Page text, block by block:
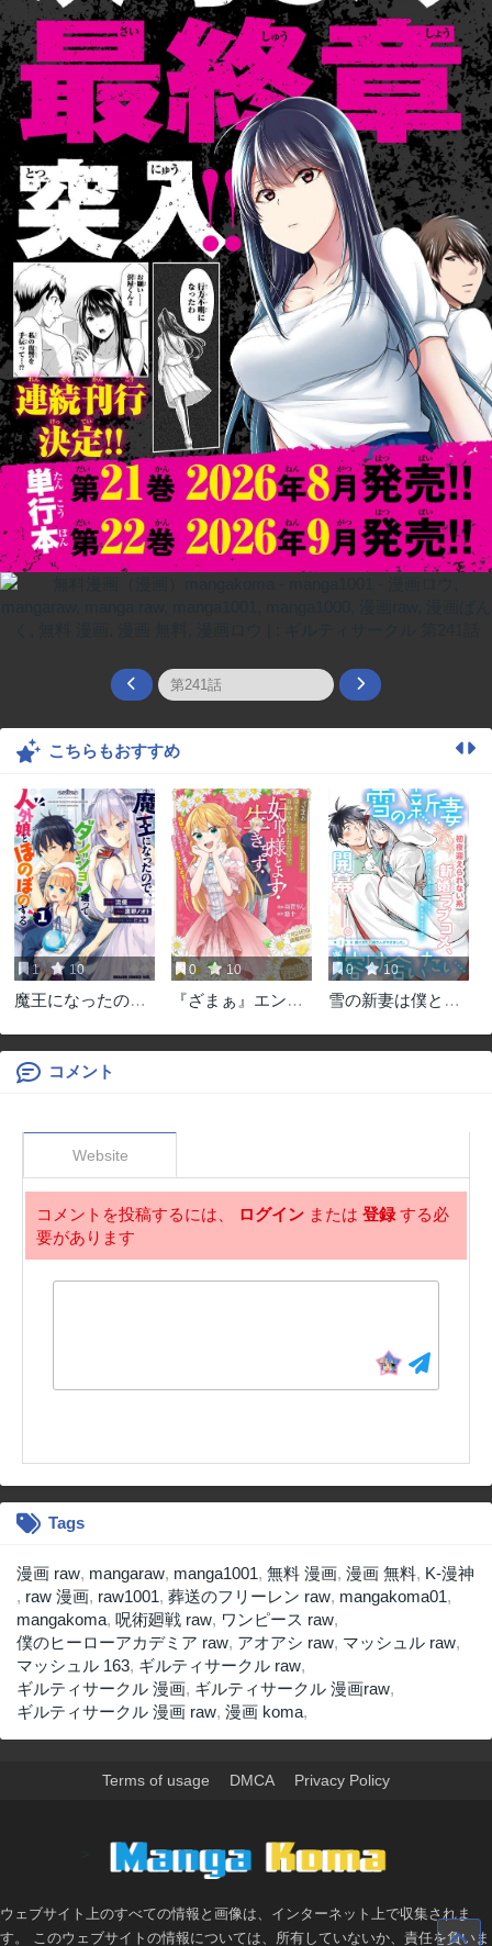
こちらもおすすめ
1 10
魔王になったの
ぼのする
0 10
『ざまぁ』エンド
0 10
雪の新妻は僕と溶
コメント
Website
コメントを投稿するには、 ログイン または 登録する必
要があります
Tags
漫画 raw, mangaraw, manga1001, 無料 漫画, 漫画 無料, K-漫神
, raw 漫画, raw1001, 葬送のフリーレン raw, mangakoma01,
mangakoma, 呪術廻戦 raw, ワンピース raw,
僕のヒーローアカデミア raw, アオアシ raw, マッシュル raw,
マッシュル 163, ギルティサークル raw,
ギルティサークル 漫画, ギルティサークル 漫画raw,
ギルティサークル 漫画 raw, 漫画 koma,
Terms of usage DMCA Privacy Policy
ウェブサイト上のすべての情報と画像は、インターネット上で収集されま
す。 このウェブサイトの情報については、所有していないか、責任を負いま